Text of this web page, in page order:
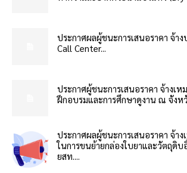
ประกาศผลผู้ชนะการเสนอราคา จ้าง
Call Center...
ประกาศผู้ชนะการเสนอราคา จ้างเห
ฝึกอบรมและการศึกษาดูงาน ณ จังห
ประกาศผลผู้ชนะการเสนอราคา จ้า
ในการขนย้ายกล่องใบยาและวัตถุดิ
ยสท....